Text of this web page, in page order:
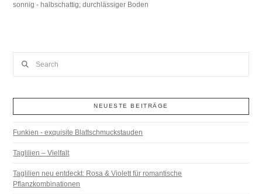
sonnig - halbschattig; durchlässiger Boden
NEUESTE BEITRÄGE
Funkien - exquisite Blattschmuckstauden
Taglilien – Vielfalt
Taglilien neu entdeckt: Rosa & Violett für romantische
Pflanzkombinationen